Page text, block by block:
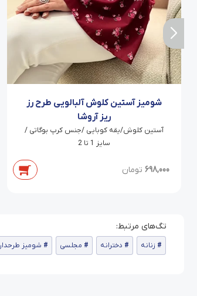
شومیز آستین کلوش آلبالویی طرح رز
ریز آروشا
آستین کلوش/یقه کوبایی /جنس کرپ بوگاتی /
سایز 1 تا 2
698,000 تومان
زنانه دخترانه مجلسی شومیز طرحدار